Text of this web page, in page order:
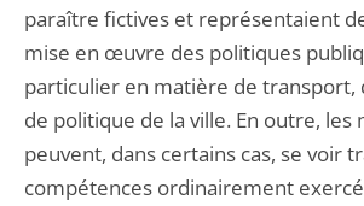
paraître fictives et représentaient
mise en œuvre des politiques
particulier en matière de transport,
de politique de la ville. En outre, les
peuvent, dans certains cas, se voir
compétences ordinairement